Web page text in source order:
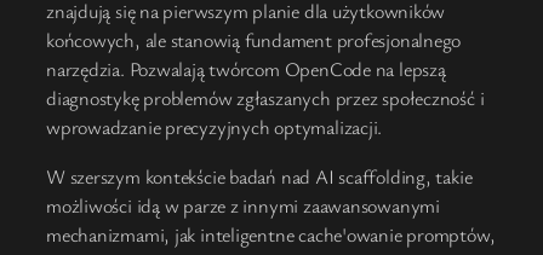
znajdują się na pierwszym planie dla użytkowników
końcowych, ale stanowią fundament profesjonalnego
narzędzia. Pozwalają twórcom OpenCode na lepszą
diagnostykę problemów zgłaszanych przez społeczność i
wprowadzanie precyzyjnych optymalizacji.
W szerszym kontekście badań nad AI scaffolding, takie
możliwości idą w parze z innymi zaawansowanymi
mechanizmami, jak inteligentne cache'owanie promptów,